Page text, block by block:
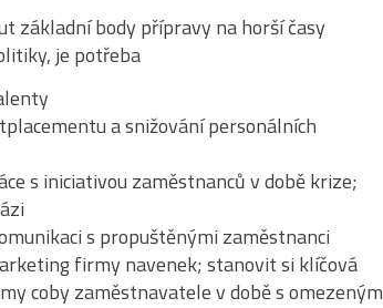
základní body přípravy na horší časy
je potřeba
a snižování personálních
s iniciativou zaměstnanců v době krize;
s propuštěnými zaměstnanci
firmy navenek; stanovit si klíčová
coby zaměstnavatele v době s omezeným